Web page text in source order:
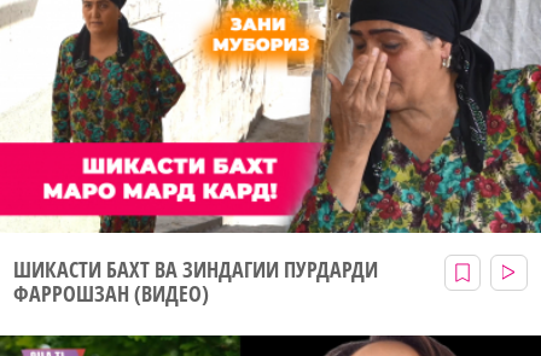
ШИКАСТИ БАХТ ВА ЗИНДАГИИ ПУРДАРДИ
ФАРРОШЗАН (ВИДЕО)